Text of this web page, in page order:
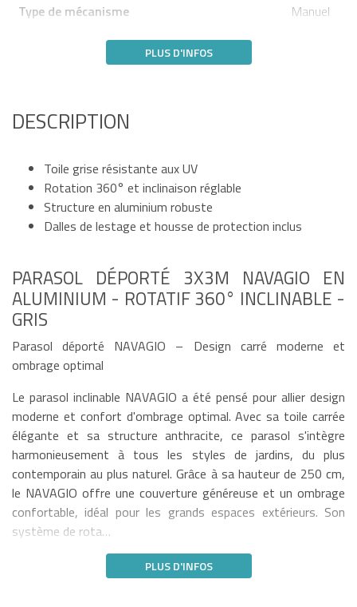
Type de mécanisme
Manuel
PLUS D'INFOS
DESCRIPTION
Toile grise résistante aux UV
Rotation 360° et inclinaison réglable
Structure en aluminium robuste
Dalles de lestage et housse de protection inclus
PARASOL DÉPORTÉ 3X3M NAVAGIO EN
ALUMINIUM - ROTATIF 360° INCLINABLE -
GRIS
Parasol déporté NAVAGIO – Design carré moderne et
ombrage optimal
Le parasol inclinable NAVAGIO a été pensé pour allier design
moderne et confort d'ombrage optimal. Avec sa toile carrée
élégante et sa structure anthracite, ce parasol s'intègre
harmonieusement à tous les styles de jardins, du plus
contemporain au plus naturel. Grâce à sa hauteur de 250 cm,
le NAVAGIO offre une couverture généreuse et un ombrage
confortable, idéal pour les grands espaces extérieurs. Son
système de rota…
PLUS D'INFOS